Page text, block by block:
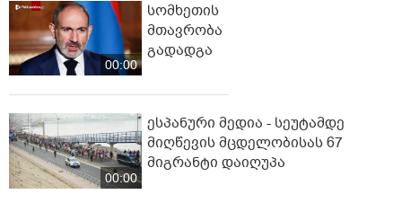
00:00
სომხეთის
მთავრობა
გადადგა
00:00
ესპანური მედია - სეუტამდე
მიღწევის მცდელობისას 67
მიგრანტი დაიღუპა